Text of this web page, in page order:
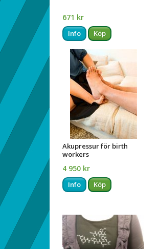
671 kr
Info Köp
Akupressur för birth
workers
4 950 kr
Info Köp